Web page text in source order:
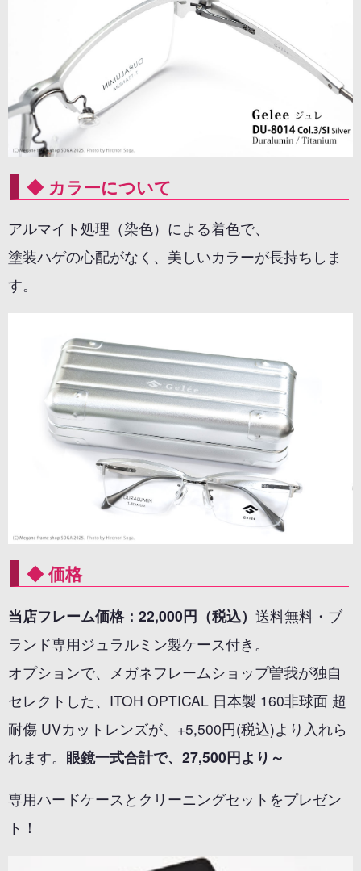
◆ カラーについて
アルマイト処理（染色）による着色で、
塗装ハゲの心配がなく、美しいカラーが長持ちしま
す。
◆ 価格
当店フレーム価格：22,000円（税込） 送料無料・ブ
ランド専用ジュラルミン製ケース付き。
オプションで、メガネフレームショップ曽我が独自
セレクトした、ITOH OPTICAL 日本製 160非球面 超
耐傷 UVカットレンズが、+5,500円(税込)より入れら
れます。 眼鏡一式合計で、27,500円より～
専用ハードケースとクリーニングセットをプレゼン
ト！